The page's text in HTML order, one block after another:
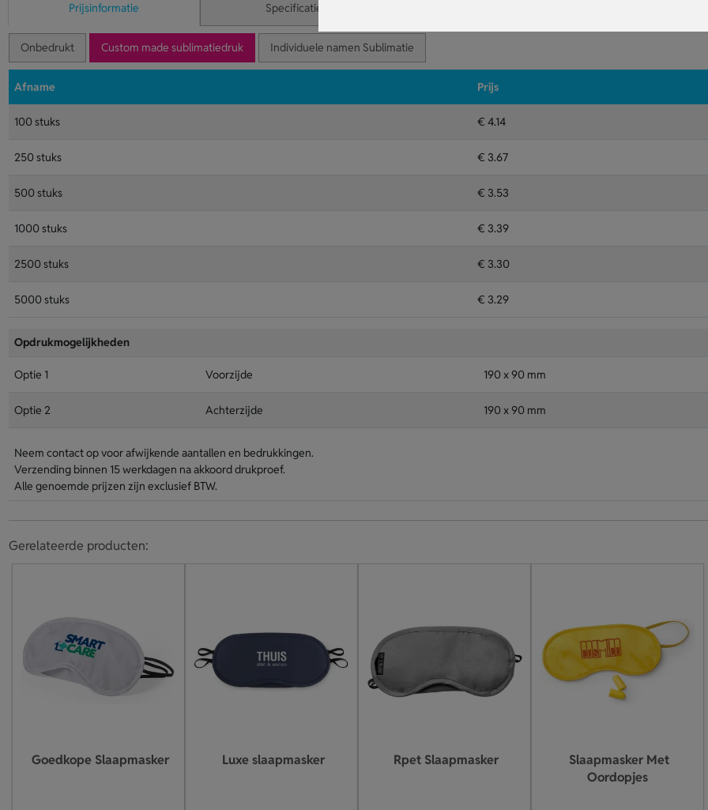
Prijsinformatie Specificaties
Onbedrukt Custom made sublimatiedruk Individuele namen Sublimatie
Afname Prijs
100 stuks € 4.14
250 stuks € 3.67
500 stuks € 3.53
1000 stuks € 3.39
2500 stuks € 3.30
5000 stuks € 3.29
Opdrukmogelijkheden
Optie 1 Voorzijde 190 x 90 mm
Optie 2 Achterzijde 190 x 90 mm
Neem contact op voor afwijkende aantallen en bedrukkingen.
Verzending binnen 15 werkdagen na akkoord drukproef.
Alle genoemde prijzen zijn exclusief BTW.
Gerelateerde producten:
Goedkope Slaapmasker Luxe slaapmasker Rpet Slaapmasker
Slaapmasker Met
Oordopjes